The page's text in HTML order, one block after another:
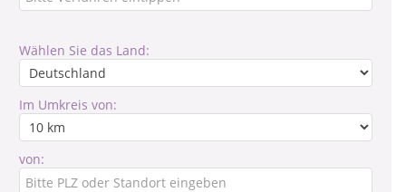
Wählen Sie das Land:
Im Umkreis von:
von: